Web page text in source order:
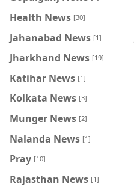
Health News [30]
Jahanabad News [1]
Jharkhand News [19]
Katihar News [1]
Kolkata News [3]
Munger News [2]
Nalanda News [1]
Pray [10]
Rajasthan News [1]